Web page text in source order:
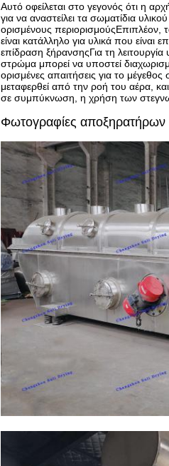
Αυτό οφείλεται στο γεγονός ότι η
για να αναστείλει τα σωματίδια
ορισμένους περιορισμούςΕπιπλέον,
είναι κατάλληλο για υλικά που
επίδραση ξήρανσηςΓια τη
στρώμα μπορεί να υποστεί
ορισμένες απαιτήσεις για το
μεταφερθεί από την ροή του αέρα, και
σε συμπύκνωση, η χρήση των
Φωτογραφίες αποξηρατήρων